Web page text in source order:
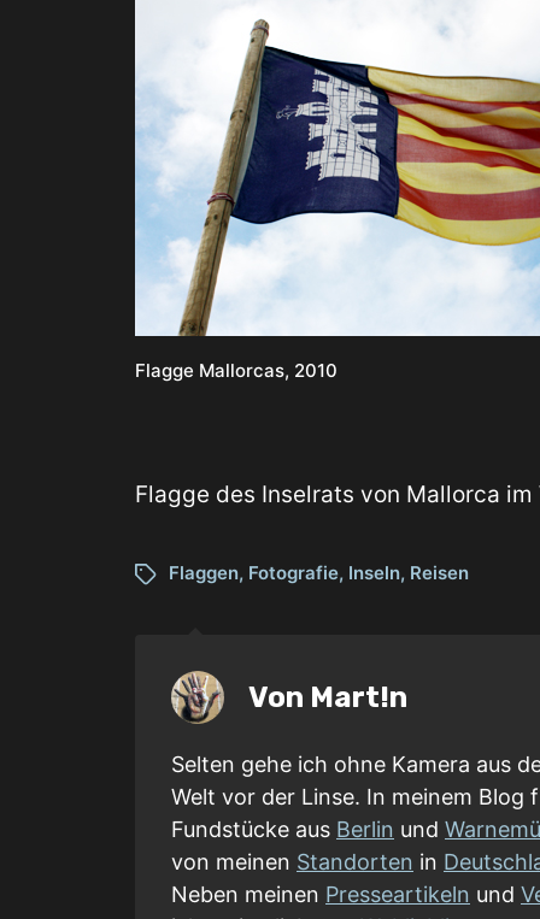
Flagge Mallorcas, 2010
Flagge des Inselrats von Mallorca im
Flaggen, Fotografie, Inseln, Reisen
Von Mart!n
Selten gehe ich ohne Kamera aus
Welt vor der Linse. In meinem Blog
Fundstücke aus Berlin und
von meinen Standorten in
Neben meinen Presseartikeln und